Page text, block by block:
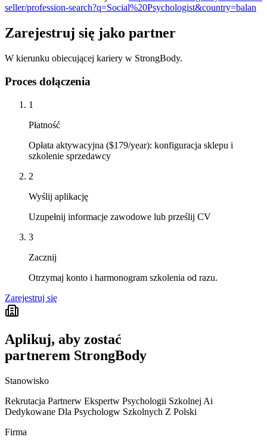
seller/profession-search?q=Social%20Psychologist&country=balan
Zarejestruj się jako partner
W kierunku obiecującej kariery w StrongBody.
Proces dołączenia
1
Płatność
Opłata aktywacyjna ($179/year): konfiguracja sklepu i
szkolenie sprzedawcy
2
Wyślij aplikację
Uzupełnij informacje zawodowe lub prześlij CV
3
Zacznij
Otrzymaj konto i harmonogram szkolenia od razu.
Zarejestruj się
Aplikuj, aby zostać
partnerem StrongBody
Stanowisko
Rekrutacja Partnerw Ekspertw Psychologii Szkolnej Ai
Dedykowane Dla Psychologw Szkolnych Z Polski
Firma